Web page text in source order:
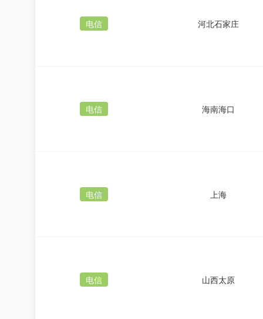
电信 河北石家庄
电信 海南海口
电信 上海
电信 山西太原